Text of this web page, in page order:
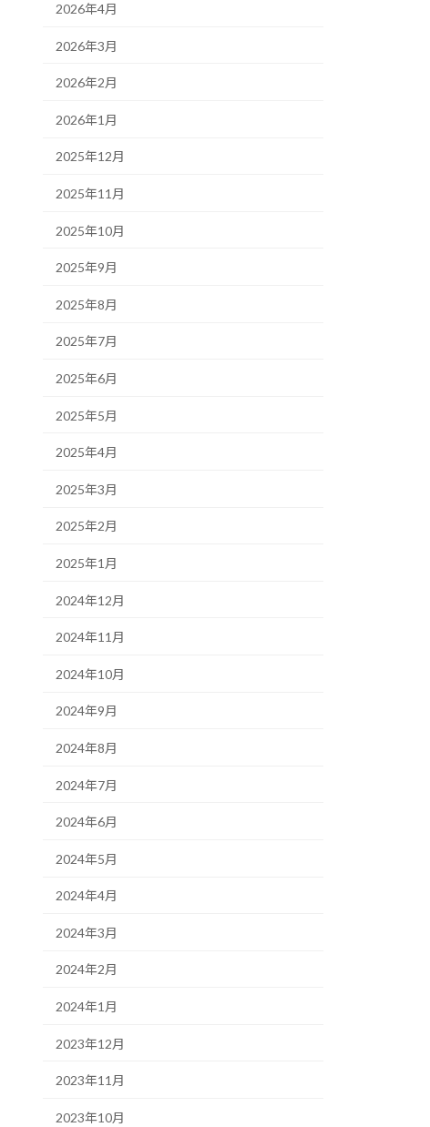
2026年4月
2026年3月
2026年2月
2026年1月
2025年12月
2025年11月
2025年10月
2025年9月
2025年8月
2025年7月
2025年6月
2025年5月
2025年4月
2025年3月
2025年2月
2025年1月
2024年12月
2024年11月
2024年10月
2024年9月
2024年8月
2024年7月
2024年6月
2024年5月
2024年4月
2024年3月
2024年2月
2024年1月
2023年12月
2023年11月
2023年10月